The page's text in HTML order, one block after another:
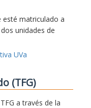
esté matriculado a
unidades de
UVa
(TFG)
a través de la